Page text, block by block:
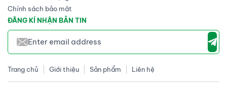
Chính sách bảo mật
ĐĂNG KÍ NHẬN BẢN TIN
Trang chủ Giới thiệu Sản phẩm Liên hệ